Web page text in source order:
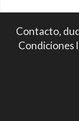
Contacto,
Condiciones